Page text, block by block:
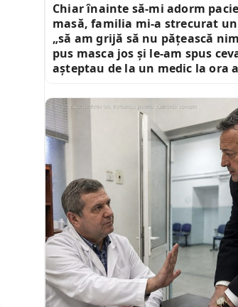
Chiar înainte să-mi adorm
masă, familia mi-a strecurat
„să am grijă să nu pățească
pus masca jos și le-am spus
așteptau de la un medic la ora